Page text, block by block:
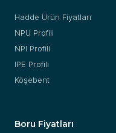
Hadde Ürün Fiyatları
NPU Profili
NPI Profili
IPE Profili
Köşebent
Boru Fiyatları